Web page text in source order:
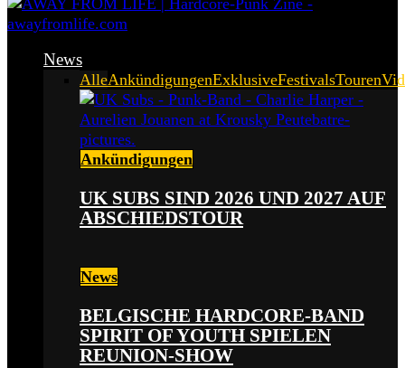
News
AlleAnkündigungenExklusiveFestivalsTouren
Ankündigungen
UK SUBS SIND 2026 UND 2027 AUF
ABSCHIEDSTOUR
News
BELGISCHE HARDCORE-BAND
SPIRIT OF YOUTH SPIELEN
REUNION-SHOW